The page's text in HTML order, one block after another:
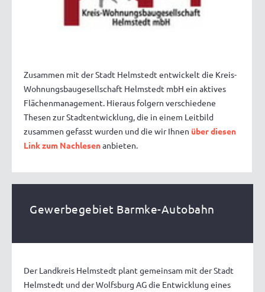
Zusammen mit der Stadt Helmstedt entwickelt die Kreis-
Wohnungsbaugesellschaft Helmstedt mbH ein aktives
Flächenmanagement. Hieraus folgern verschiedene
Thesen zur Stadtentwicklung, die in einem Leitbild
zusammen gefasst wurden und die wir Ihnen über diesen
Link zum Nachlesenanbieten.
Gewerbegebiet Barmke-Autobahn
Der Landkreis Helmstedt plant gemeinsam mit der Stadt
Helmstedt und der Wolfsburg AG die Entwicklung eines